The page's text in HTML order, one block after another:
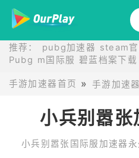
推荐： pubg加速器 steam
Pubg m国际服 碧蓝档案下载
手游加速器首页 手游加速器
小兵别嚣张
小兵别嚣张国际服加速器